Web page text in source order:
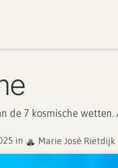
de 7 kosmische
in Marie José Rietdijk